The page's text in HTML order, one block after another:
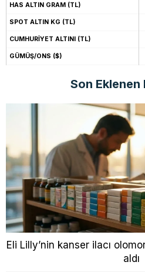
HAS ALTIN GRAM (TL)
SPOT ALTIN KG (TL)
CUMHURİYET ALTINI (TL)
GÜMÜŞ/ONS ($)
Son Eklenen
Eli Lilly’nin kanser ilacı
aldı